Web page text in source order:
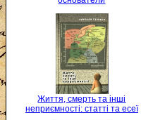
Життя, смерть та інші
неприємності: статті та есеї